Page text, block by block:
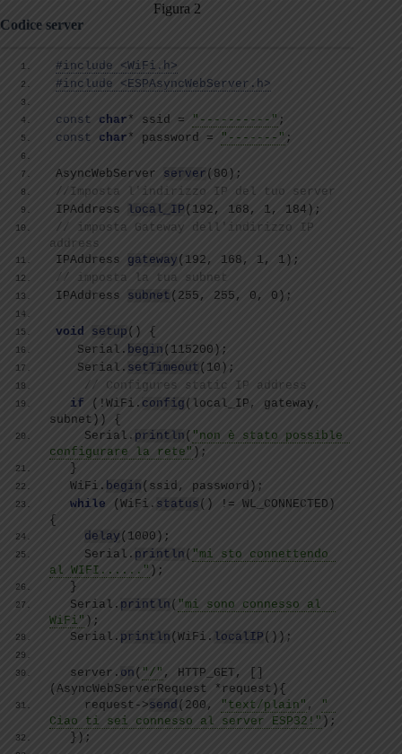
Figura 2
Codice server
#include <WiFi.h>
#include <ESPAsyncWebServer.h>
const char * ssid = "----------" ;
const
char * password = "-------" ;
AsyncWebServer server ( 80 ) ;
//Imposta l'indirizzo IP del tuo server
IPAddress
local_IP ( 192, 168, 1, 184 ) ;
// imposta Gateway dell'indirizzo IP
address
IPAddress gateway ( 192, 168, 1, 1 ) ;
// imposta la tua subnet
IPAddress subnet ( 255, 255, 0, 0 ) ;
void setup ()
{
   Serial.
begin ( 115200 ) ;
   Serial.
setTimeout ( 10 ) ;
// Configures static IP address
if
( !WiFi. config ( local_IP, gateway,
subnet ))
{
    Serial.
println ( "non è stato possible
configurare la rete" ) ;
}
  WiFi.
begin ( ssid, password ) ;
while
( WiFi. status () != WL_CONNECTED )
{
delay ( 1000 ) ;
    Serial.
println ( "mi sto connettendo
al WIFI......" ) ;
}
  Serial.
println ( "mi sono connesso al
WiFi" ) ;
  Serial.
println ( WiFi. localIP ()) ;
  server.
on ( "/" , HTTP_GET,
( AsyncWebServerRequest *request ){
    request-
>send ( 200, "text/plain" ,
"
Ciao ti sei connesso al server ESP32!" ) ;
}) ;